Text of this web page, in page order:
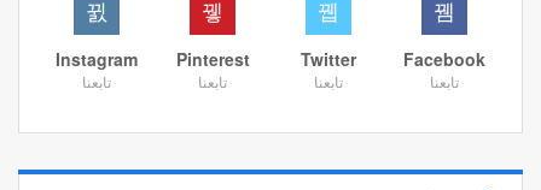
Facebook
تابعنا
Twitter
تابعنا
Pinterest
تابعنا
Instagram
تابعنا